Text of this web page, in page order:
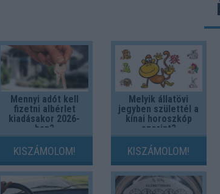
Mennyi adót kell
fizetni albérlet
kiadásakor 2026-
ban?
KISZÁMOLOM!
Melyik állatövi
jegyben születtél a
kínai horoszkóp
szerint?
KISZÁMOLOM!